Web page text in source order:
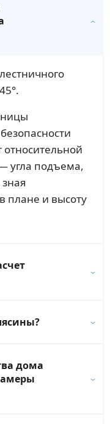
относительной
угла подъема,
плане и высоту
дома